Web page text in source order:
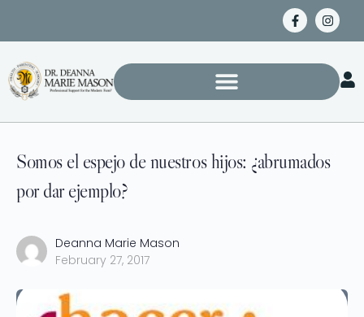
Somos el espejo de nuestros hijos: ¿abrumados
por dar ejemplo?
Deanna Marie Mason
February 27, 2017